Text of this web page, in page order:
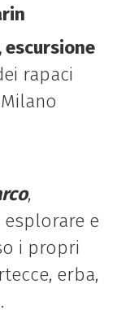
escursione
rapaci
,
e
i propri
erba,